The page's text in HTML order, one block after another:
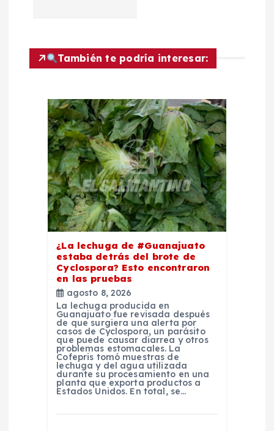
d
También te podría interesar:
¿La lechuga de #Guanajuato
estaba detrás del brote de
Cyclospora? Esto encontraron
en las pruebas
agosto 8, 2026
La lechuga producida en
Guanajuato fue revisada después
de que surgiera una alerta por
casos de Cyclospora, un parásito
que puede causar diarrea y otros
problemas estomacales. La
Cofepris tomó muestras de
lechuga y del agua utilizada
durante su procesamiento en una
planta que exporta productos a
Estados Unidos. En total, se…